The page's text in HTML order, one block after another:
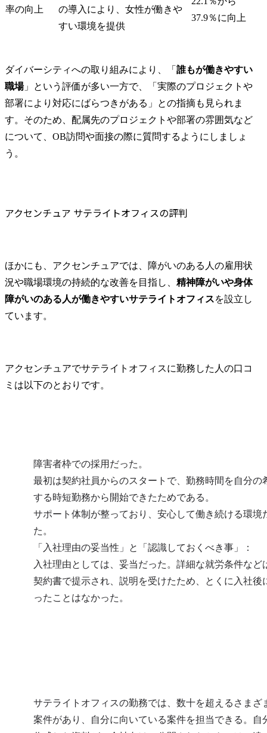
率の向上
の導入により、女性が働きや
すい環境を提供
37.9％に向上
ダイバーシティへの取り組みにより、「 誰もが働きやすい
職場」という評価が多い一方で、「実際のプロジェクトや
部署により対応にばらつきがある」との指摘も見られま
す。そのため、配属先のプロジェクトや部署の雰囲気など
について、OB訪問や面接の際に質問するようにしましょ
う。
アクセンチュア サテライトオフィスの評判
ほかにも、アクセンチュアでは、障がいのある人の雇用状
況や職場環境の持続的な改善を目指し、 精神障がいや身体
障がいのある人が働きやすいサテライトオフィスを設立し
ています。
アクセンチュアでサテライトオフィスに勤務した人の口コ
ミは以下のとおりです。
障害者枠での採用だった。
最初は契約社員からのスタートで、勤務時間を自分の
する時短勤務から開始できたためである。
サポート体制が整っており、安心して働き続ける環境
た。
「入社理由の妥当性」と「認識しておくべき事」：
入社理由としては、妥当だった。詳細な就労条件など
契約書で提示され、説明を受けたため、とくに入社後
ったことはなかった。
サテライトオフィスの勤務では、数十を超えるさまざ
案件があり、自分に向いている案件を担当できる。自